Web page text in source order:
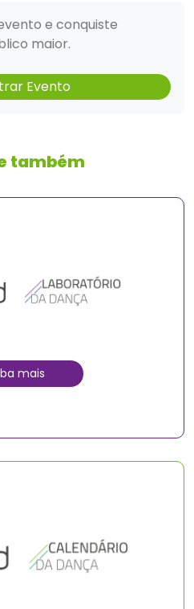
e conquiste
maior.
Evento
também
mais